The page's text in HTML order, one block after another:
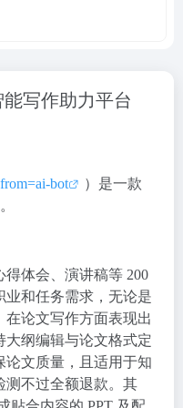
写作助力平台
bot
）是一款
得体会、演讲稿等 200
业和任务需求，无论是
论文写作方面表现出
大纲编辑与论文格式定
论文质量，且适用于知
测不过全额退款。其